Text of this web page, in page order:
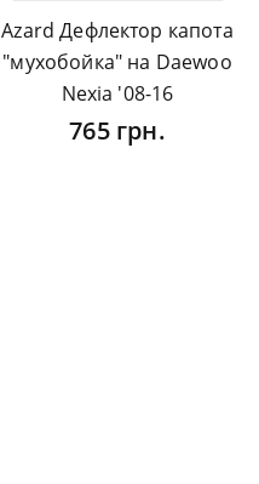
Azard Дефлектор капота
"мухобойка" на Daewoo
Nexia '08-16
765 грн.